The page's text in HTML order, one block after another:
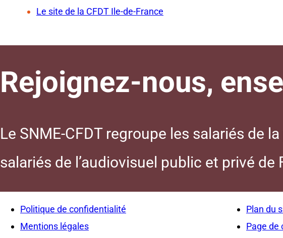
Le site de la CFDT Ile-de-France
Rejoignez-nous,
Le SNME-CFDT regroupe les salariés de
salariés de l’audiovisuel public et privé de
Politique de confidentialité
Mentions légales
Plan du
Page de